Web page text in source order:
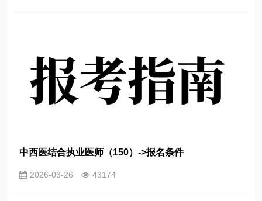
中西医结合执业医师（150）->报名条件
2026-03-26 43174